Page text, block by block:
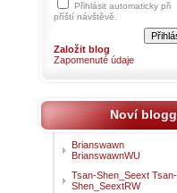
Přihlásit automaticky při
příští návštěvě.
Založit blog
Zapomenuté údaje
Noví
Brianswawn
BrianswawnWU
Tsan-Shen_Seext Tsan-
Shen_SeextRW